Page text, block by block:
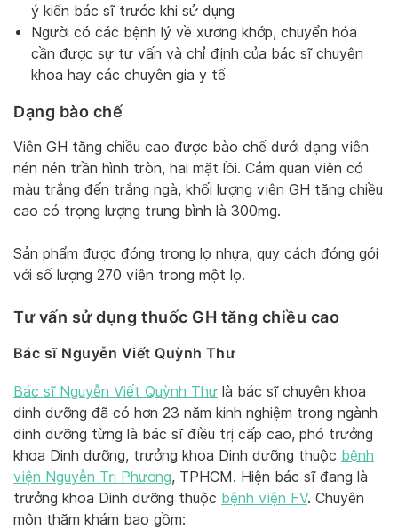
ý kiến bác sĩ trước khi sử dụng
Người có các bệnh lý về xương khớp, chuyển hóa
cần được sự tư vấn và chỉ định của bác sĩ chuyên
khoa hay các chuyên gia y tế
Dạng bào chế
Viên GH tăng chiều cao được bào chế dưới dạng viên
nén nén trần hình tròn, hai mặt lồi. Cảm quan viên có
màu trắng đến trắng ngà, khối lượng viên GH tăng chiều
cao có trọng lượng trung bình là 300mg.
Sản phẩm được đóng trong lọ nhựa, quy cách đóng gói
với số lượng 270 viên trong một lọ.
Tư vấn sử dụng thuốc GH tăng chiều cao
Bác sĩ Nguyễn Viết Quỳnh Thư
Bác sĩ Nguyễn Viết Quỳnh Thư là bác sĩ chuyên khoa
dinh dưỡng đã có hơn 23 năm kinh nghiệm trong ngành
dinh dưỡng từng là bác sĩ điều trị cấp cao, phó trưởng
khoa Dinh dưỡng, trưởng khoa Dinh dưỡng thuộc bệnh
viện Nguyễn Tri Phương, TPHCM. Hiện bác sĩ đang là
trưởng khoa Dinh dưỡng thuộc bệnh viện FV. Chuyên
môn thăm khám bao gồm: